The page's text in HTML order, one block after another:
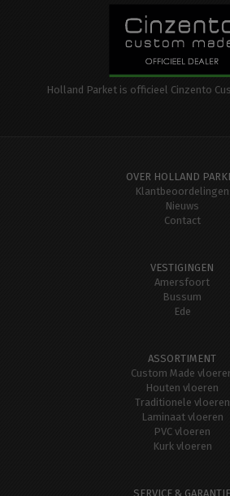
Holland Parket is officieel Cinzento
OVER HOLLAND
Klantbeoordelingen
Nieuws
Contact
VESTIGINGEN
Amersfoort
Bussum
Ede
ASSORTIMENT
Custom Made
Houten vloeren
Traditionele vloeren
Laminaat vloeren
PVC vloeren
Kurk vloeren
SERVICE & GARANTIE